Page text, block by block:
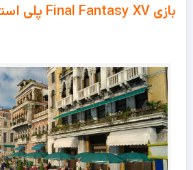
بازی Final Fantasy XV پلی استیشن 4